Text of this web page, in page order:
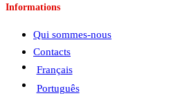
Informations
Qui sommes-nous
Contacts
Français
Português